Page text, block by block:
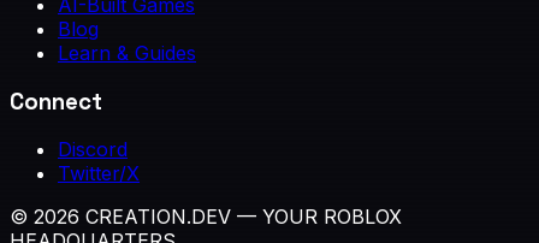
Blog
Learn & Guides
Connect
Discord
Twitter/X
© 2026 CREATION.DEV — YOUR ROBLOX